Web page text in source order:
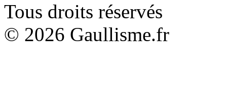
Tous droits réservés
© 2026 Gaullisme.fr